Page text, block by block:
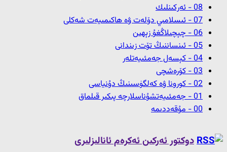
08 - ﺋﻪﺭﻛﯩﻨﻠﯩﻚ
07 - ئىسلامىي دۆلەت ۋە ھاكىمىيەت شەكلى
06 - چېچىلاڭغۇ زېھىن
05 - ئىنساننىڭ تۆت زىندانى
04 - كېسەل جەمئىيەتلەر
03 - كۆرەشچى
02 - كورونا ۋە كەلگۈسىنىڭ دۇنياسى
01 - جەمئىيەتشۇناسلارچە پىكىر قىلماق
00 - مۇقەددىمە
دوكتور ئەركىن ئەكرەم ئانالىزلىرى